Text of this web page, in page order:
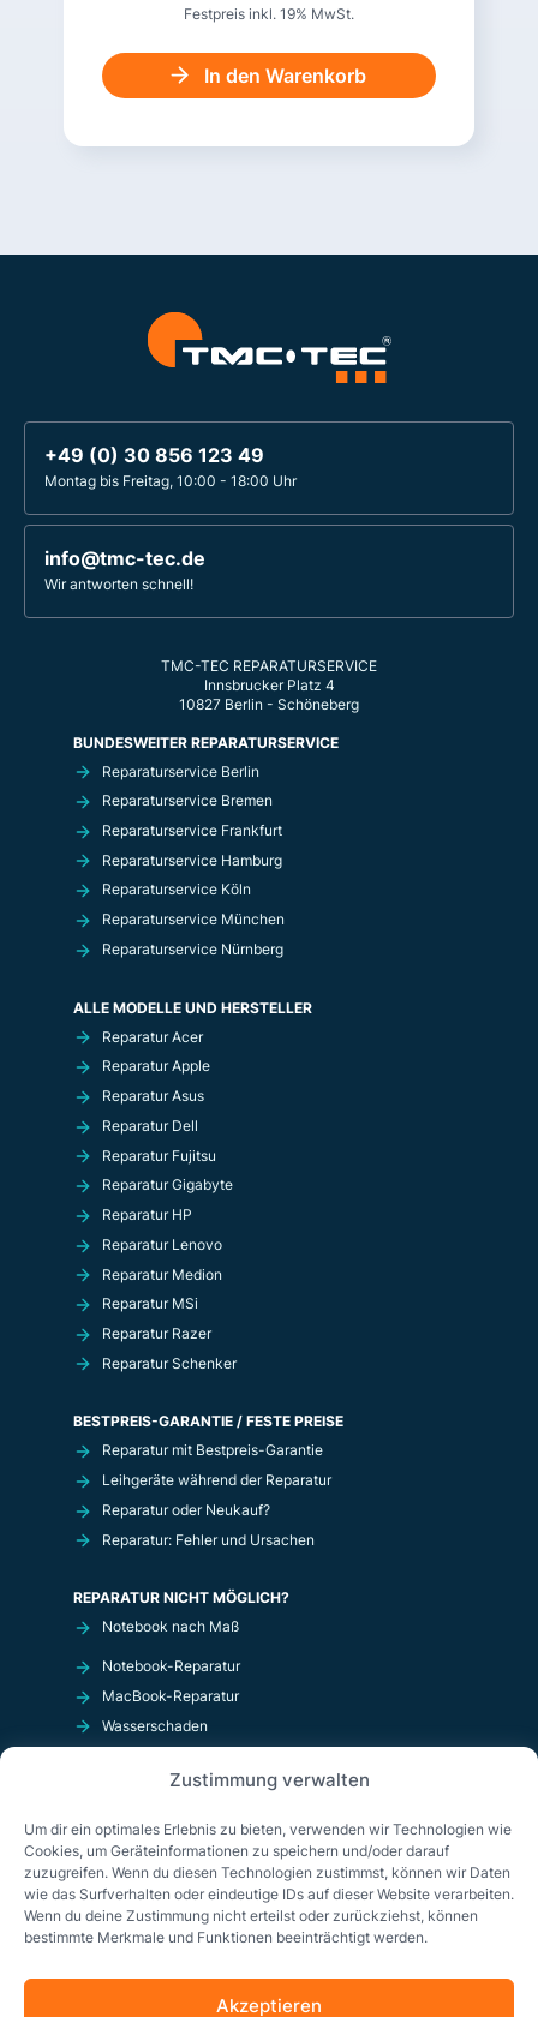
Zustimmung verwalten
Um dir ein optimales Erlebnis zu bieten, verwenden wir Technologien wie
Cookies, um Geräteinformationen zu speichern und/oder darauf
zuzugreifen. Wenn du diesen Technologien zustimmst, können wir Daten
wie das Surfverhalten oder eindeutige IDs auf dieser Website verarbeiten.
Wenn du deine Zustimmung nicht erteilst oder zurückziehst, können
bestimmte Merkmale und Funktionen beeinträchtigt werden.
Akzeptieren
Festpreis inkl. 19% MwSt.
In den Warenkorb
+49 (0) 30 856 123 49
Montag bis Freitag, 10:00 - 18:00 Uhr
info@tmc-tec.de
Wir antworten schnell!
TMC-TEC REPARATURSERVICE
Innsbrucker Platz 4
10827 Berlin - Schöneberg
BUNDESWEITER REPARATURSERVICE
Reparaturservice Berlin
Reparaturservice Bremen
Reparaturservice Frankfurt
Reparaturservice Hamburg
Reparaturservice Köln
Reparaturservice München
Reparaturservice Nürnberg
ALLE MODELLE UND HERSTELLER
Reparatur Acer
Reparatur Apple
Reparatur Asus
Reparatur Dell
Reparatur Fujitsu
Reparatur Gigabyte
Reparatur HP
Reparatur Lenovo
Reparatur Medion
Reparatur MSi
Reparatur Razer
Reparatur Schenker
BESTPREIS-GARANTIE / FESTE PREISE
Reparatur mit Bestpreis-Garantie
Leihgeräte während der Reparatur
Reparatur oder Neukauf?
Reparatur: Fehler und Ursachen
REPARATUR NICHT MÖGLICH?
Notebook nach Maß
Notebook-Reparatur
MacBook-Reparatur
Wasserschaden
OnlineShop